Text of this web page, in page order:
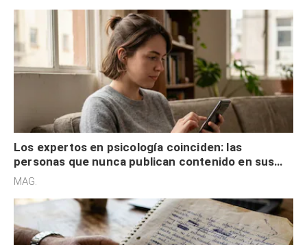
Los expertos en psicología coinciden: las
personas que nunca publican contenido en sus
redes sociales no pretenden buscar validación
MAG.